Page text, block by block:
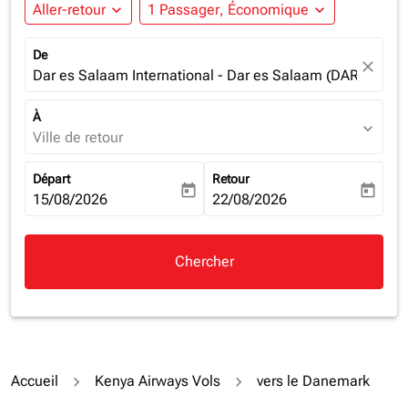
Aller-retour expand_more 1 Passager, Économique expand_more
De
Dar es Salaam International - Dar es Salaam (DAR),close
À
Ville de retour expand_more
Départ
fc-booking-departure-date-aria-label
15/08/2026 today
Retour
fc-booking-return-date-aria-
22/08/2026 today
Chercher
Accueil Kenya Airways Vols
vers le Danemark